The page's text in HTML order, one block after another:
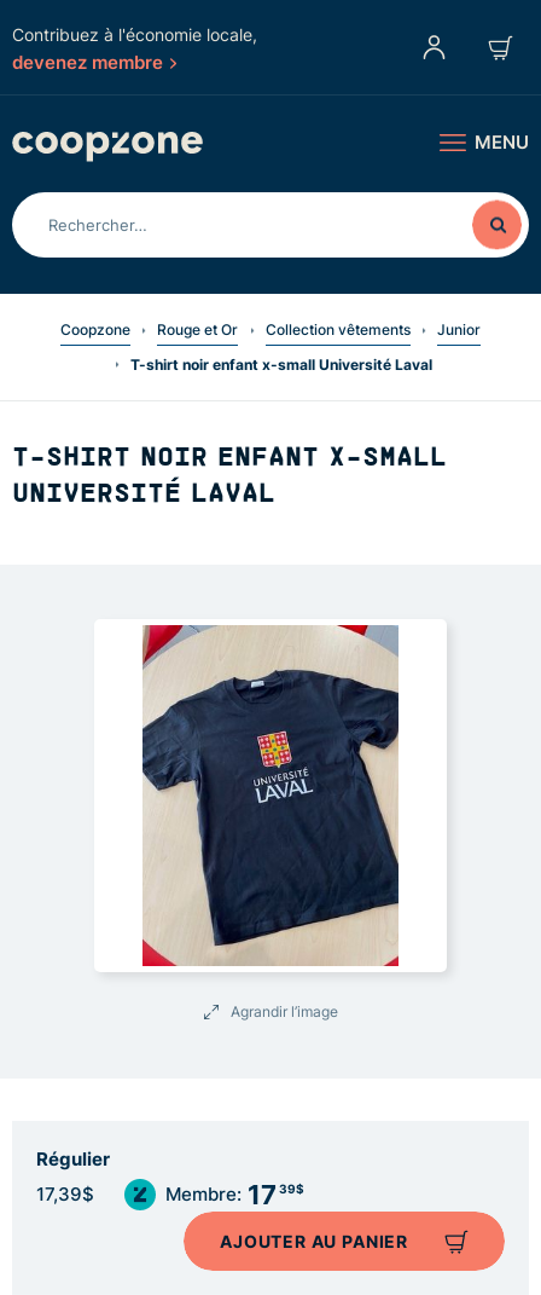
Contribuez à l'économie locale,
devenez membre
MENU
Coopzone Rouge et Or Collection vêtements
Junior
T-shirt noir enfant x-small Université Laval
T-SHIRT NOIR ENFANT X-SMALL
UNIVERSITÉ LAVAL
Agrandir l’image
Régulier
17,39$ Membre: 17 39$
AJOUTER AU PANIER